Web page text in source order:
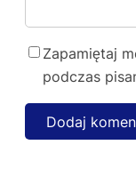
Zapamiętaj
podczas